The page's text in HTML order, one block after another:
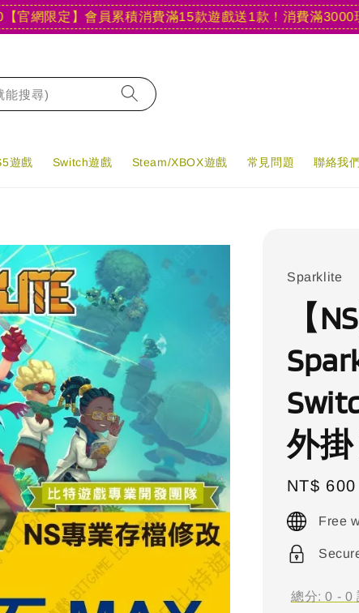
限定】會員累積消費滿15款遊戲送1款！消費滿3000現折
能搜尋)
遊戲 Switch遊戲 Steam/XBOX遊戲 常見問題 聯絡我們
Sparklite
【
外
Regular
price
NT$ 600
Free
總分:0 - 0